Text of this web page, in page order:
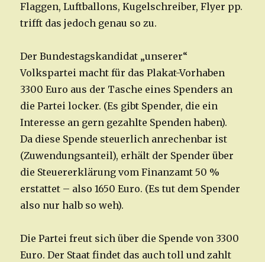
Flaggen, Luftballons, Kugelschreiber, Flyer pp.
trifft das jedoch genau so zu.
Der Bundestagskandidat „unserer“
Volkspartei macht für das Plakat-Vorhaben
3300 Euro aus der Tasche eines Spenders an
die Partei locker. (Es gibt Spender, die ein
Interesse an gern gezahlte Spenden haben).
Da diese Spende steuerlich anrechenbar ist
(Zuwendungsanteil), erhält der Spender über
die Steuererklärung vom Finanzamt 50 %
erstattet – also 1650 Euro. (Es tut dem Spender
also nur halb so weh).
Die Partei freut sich über die Spende von 3300
Euro. Der Staat findet das auch toll und zahlt